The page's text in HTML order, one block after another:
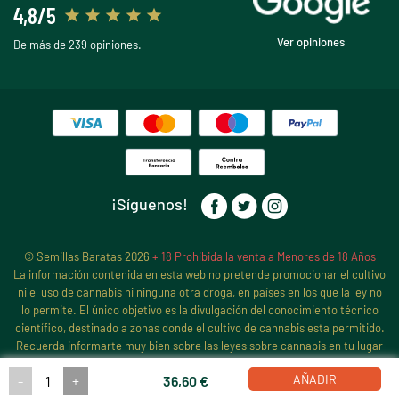
- + 36,60 € AÑADIR
4,8/5
De más de 239 opiniones. Ver opiniones
¡Síguenos!
© Semillas Baratas 2026 + 18 Prohibida la venta a Menores de 18 Años
La información contenida en esta web no pretende promocionar el cultivo
ni el uso de cannabis ni ninguna otra droga, en países en los que la ley no
lo permite. El único objetivo es la divulgación del conocimiento técnico
científico, destinado a zonas donde el cultivo de cannabis esta permitido.
Recuerda informarte muy bien sobre las leyes sobre cannabis en tu lugar
estando prohibido en muchos países y estados.